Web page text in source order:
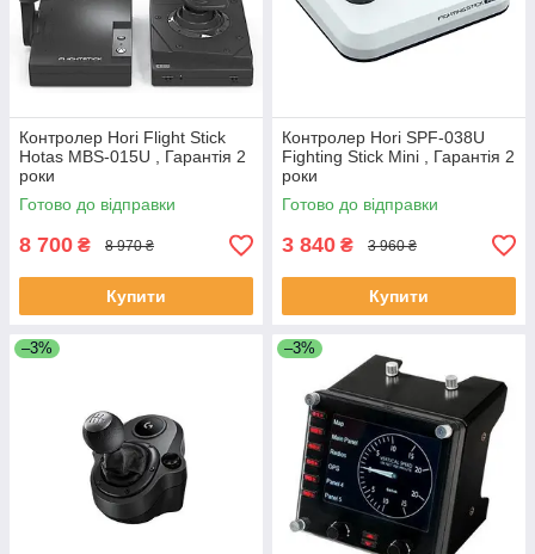
Контролер Hori Flight Stick
Hotas MBS-015U , Гарантія 2
роки
Готово до відправки
8 700 ₴ 8 970 ₴
Купити
Контролер Hori SPF-038U
Fighting Stick Mini , Гарантія 2
роки
Готово до відправки
3 840 ₴ 3 960 ₴
Купити
–3% –3%